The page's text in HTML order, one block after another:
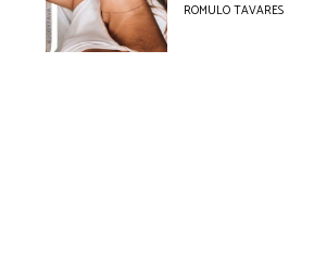
ROMULO TAVARES